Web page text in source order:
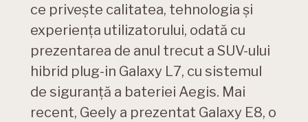
ce privește calitatea, tehnologia și
experiența utilizatorului, odată cu
prezentarea de anul trecut a SUV-ului
hibrid plug-in Galaxy L7, cu sistemul
de siguranță a bateriei Aegis. Mai
recent, Geely a prezentat Galaxy E8, o